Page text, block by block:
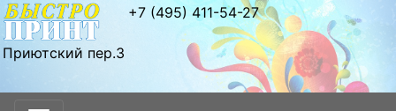
Приютский пер.3
+7 (495) 411-54-27